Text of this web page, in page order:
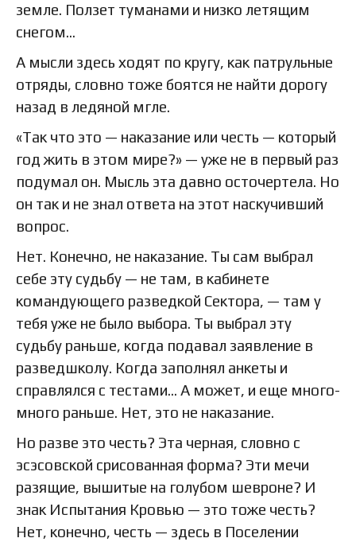
земле. Ползет туманами и низко летящим
снегом...
А мысли здесь ходят по кругу, как патрульные
отряды, словно тоже боятся не найти дорогу
назад в ледяной мгле.
«Так что это — наказание или честь — который
год жить в этом мире?» — уже не в первый раз
подумал он. Мысль эта давно осточертела. Но
он так и не знал ответа на этот наскучивший
вопрос.
Нет. Конечно, не наказание. Ты сам выбрал
себе эту судьбу — не там, в кабинете
командующего разведкой Сектора, — там у
тебя уже не было выбора. Ты выбрал эту
судьбу раньше, когда подавал заявление в
разведшколу. Когда заполнял анкеты и
справлялся с тестами... А может, и еще много-
много раньше. Нет, это не наказание.
Но разве это честь? Эта черная, словно с
эсэсовской срисованная форма? Эти мечи
разящие, вышитые на голубом шевроне? И
знак Испытания Кровью — это тоже честь?
Нет, конечно, честь — здесь в Поселении